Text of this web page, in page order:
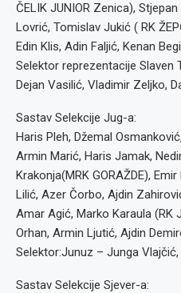
ČELIK JUNIOR Zenica),
Lovrić, Tomislav Jukić ( RK
Edin Klis, Adin Faljić, Kenan
Selektor reprezentacije Slaven
Dejan Vasilić, Vladimir Zeljko,
Sastav Selekcije Jug-a:
Haris Pleh, Džemal
Armin Marić, Haris Jamak,
Krakonja(MRK GORAŽDE),
Lilić, Azer Čorbo, Ajdin
Amar Agić, Marko Karaula (RK
Orhan, Armin Ljutić, Ajdin
Selektor:Junuz – Junga
Sastav Selekcije Sjever-a: